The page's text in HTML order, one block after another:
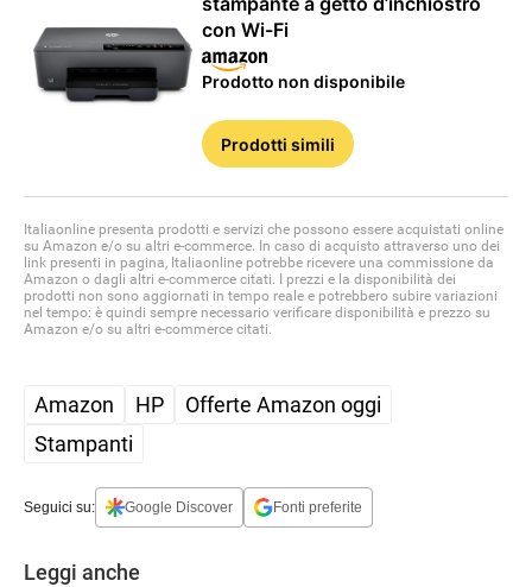
con Wi-Fi
Prodotto non disponibile
Prodotti simili
Italiaonline presenta prodotti e servizi che possono essere acquistati online
su Amazon e/o su altri e-commerce. In caso di acquisto attraverso uno dei
link presenti in pagina, Italiaonline potrebbe ricevere una commissione da
Amazon o dagli altri e-commerce citati. I prezzi e la disponibilità dei
prodotti non sono aggiornati in tempo reale e potrebbero subire variazioni
nel tempo: è quindi sempre necessario verificare disponibilità e prezzo su
Amazon e/o su altri e-commerce citati.
Amazon HP
Offerte Amazon oggi
Stampanti
Seguici su: Google Discover Fonti preferite
Leggi anche